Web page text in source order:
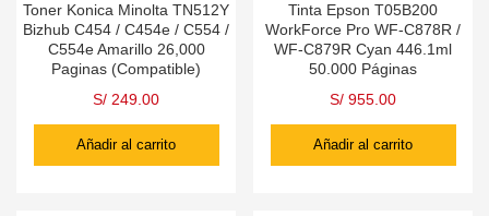
Toner Konica Minolta TN512Y
Bizhub C454 / C454e / C554 /
C554e Amarillo 26,000
Paginas (Compatible)
S/ 249.00
Añadir al carrito
Tinta Epson T05B200
WorkForce Pro WF-C878R /
WF-C879R Cyan 446.1ml
50.000 Páginas
S/ 955.00
Añadir al carrito